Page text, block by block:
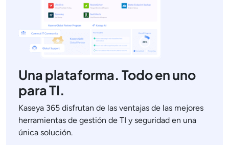
Una plataforma. Todo en uno
para TI.
Kaseya 365 disfrutan de las ventajas de las mejores
herramientas de gestión de TI y seguridad en una
única solución.